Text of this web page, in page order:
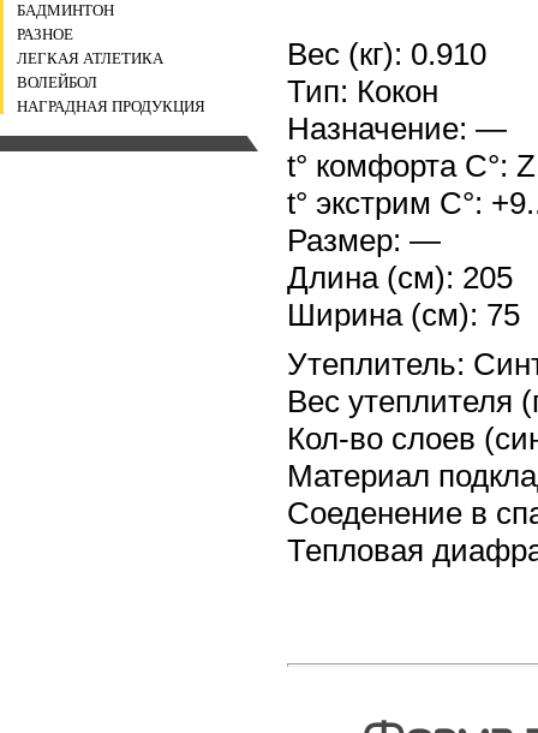
БАДМИНТОН
РАЗНОЕ
ЛЕГКАЯ АТЛЕТИКА
ВОЛЕЙБОЛ
НАГРАДНАЯ ПРОДУКЦИЯ
Вес (кг): 0.910
Тип: Кокон
Назначение: —
t° комфорта С°:
t° экстрим C°:
Размер: —
Длина (см): 205
Ширина (см): 75
Утеплитель:
Вес утеплителя
Кол-во слоев
Материал
Соеденение в
Тепловая